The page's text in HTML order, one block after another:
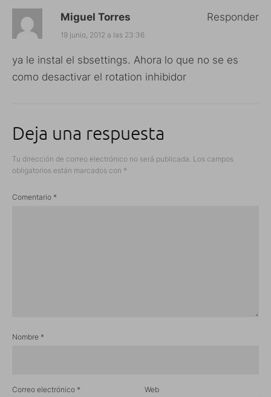
Miguel Torres
19 junio, 2012 a las 23:36
ya le instal el sbsettings. Ahora lo que no se es
como desactivar el rotation inhibidor
Responder
Deja una respuesta
Tu dirección de correo electrónico no será publicada. Los campos
obligatorios están marcados con *
Comentario *
Nombre *
Correo electrónico * Web